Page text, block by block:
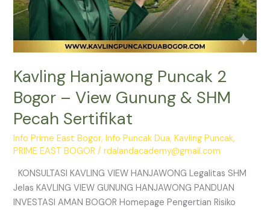
Kavling Hanjawong Puncak 2
Bogor – View Gunung & SHM
Pecah Sertifikat
Info Prime East Bogor,Info Puncak Dua,Kavling Puncak,
PRIME EAST BOGOR /rdalandacademy@gmail.com
KONSULTASI KAVLING VIEW HANJAWONG Legalitas SHM
Jelas KAVLING VIEW GUNUNG HANJAWONG PANDUAN
INVESTASI AMAN BOGOR Homepage Pengertian Risiko